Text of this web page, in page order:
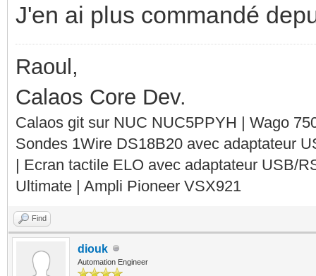
J'en ai plus commandé
Raoul,
Calaos Core Dev.
Calaos git sur NUC NUC5PPYH | Wago
Sondes 1Wire DS18B20 avec adaptateur
| Ecran tactile ELO avec adaptateur USB/
Ultimate | Ampli Pioneer VSX921
Find
diouk
Automation Engineer